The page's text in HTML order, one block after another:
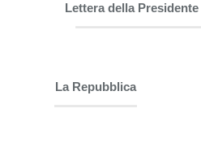
Lettera della
La Repubblica